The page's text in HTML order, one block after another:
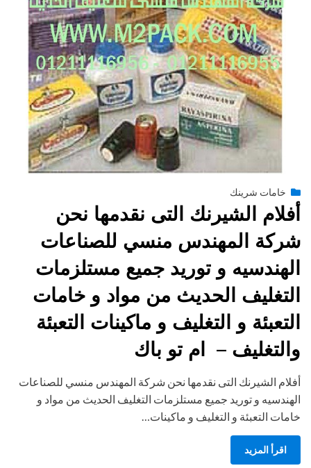
by engmansyPosted
on
يونيو 29, 2015
خامات شرينك
أفلام الشيرنك التى نقدمها نحن
شركة المهندس منسي للصناعات
الهندسيه و توريد جميع مستلزمات
التغليف الحديث من مواد و خامات
التعبئة و التغليف و ماكينات التعبئة
والتغليف – ام تو باك
أفلام الشيرنك التى نقدمها نحن شركة المهندس منسي للصناعات
الهندسيه و توريد جميع مستلزمات التغليف الحديث من مواد و
خامات التعبئة و التغليف و ماكينات…
اقرأ المزيد